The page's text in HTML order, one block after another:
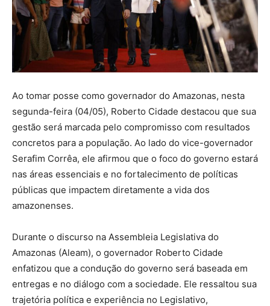
Ao tomar posse como governador do Amazonas, nesta
segunda-feira (04/05), Roberto Cidade destacou que sua
gestão será marcada pelo compromisso com resultados
concretos para a população. Ao lado do vice-governador
Serafim Corrêa, ele afirmou que o foco do governo estará
nas áreas essenciais e no fortalecimento de políticas
públicas que impactem diretamente a vida dos
amazonenses.
Durante o discurso na Assembleia Legislativa do
Amazonas (Aleam), o governador Roberto Cidade
enfatizou que a condução do governo será baseada em
entregas e no diálogo com a sociedade. Ele ressaltou sua
trajetória política e experiência no Legislativo,